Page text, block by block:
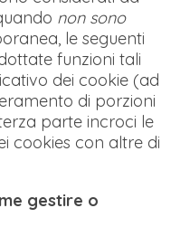
non sono
le seguenti
funzioni tali
dei cookie (ad
di porzioni
parte incroci le
cookies con altre di
gestire o